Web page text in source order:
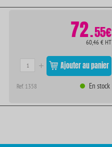
72.55€
60,46 € HT
Ajouter au panier
Ref. 1358 En stock